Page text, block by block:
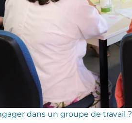
dans un groupe de travail ?